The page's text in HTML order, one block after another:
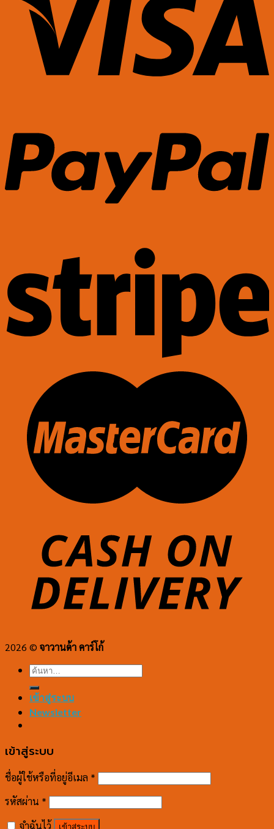
2026 © จาวานด้า คาร์โก้
ค้นหา:
เข้าสู่ระบบ
Newsletter
เข้าสู่ระบบ
ชื่อผู้ใช้หรือที่อยู่อีเมล *
รหัสผ่าน *
จำฉันไว้
เข้าสู่ระบบ